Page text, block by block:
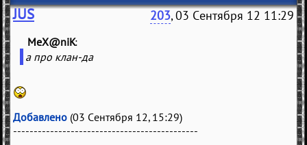
JUS 203, 03 Сентября 12 11:29
MeX@niK
а про клан-да
Добавлено (03 Сентября 12, 15:29)
---------------------------------------------